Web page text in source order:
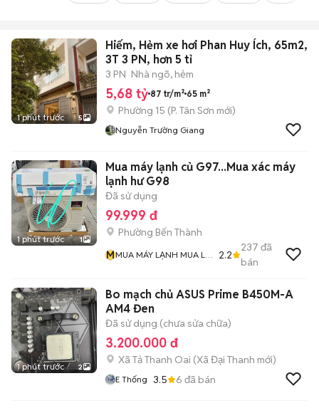
1 phút trước 5
Hiếm, Hẻm xe hơi Phan Huy Ích, 65m2,
3T 3 PN, hơn 5 tỉ
3 PN Nhà ngõ, hẻm
5,68 tỷ 87 tr/m² 65 m²
Phường 15 (P. Tân Sơn mới)
Nguyễn Trường Giang
1 phút trước 1
Mua máy lạnh củ G97...Mua xác máy
lạnh hư G98
Đã sử dụng
99.999 đ
Phường Bến Thành
MMUA MÁY LẠNH MUA LƯ
2.2
237 đã
bán
1 phút trước 2
Bo mạch chủ ASUS Prime B450M-A
AM4 Đen
Đã sử dụng (chưa sửa chữa)
3.200.000 đ
Xã Tả Thanh Oai (Xã Đại Thanh mới)
E Thống 3.5 6 đã bán